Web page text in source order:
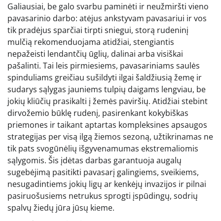
Galiausiai, be galo svarbu paminėti ir neužmiršti vieno
pavasarinio darbo: atėjus ankstyvam pavasariui ir vos
tik pradėjus sparčiai tirpti sniegui, storą rudeninį
mulčią rekomenduojama atidžiai, stengiantis
nepažeisti lendantčių ūglių, dalinai arba visiškai
pašalinti. Tai leis pirmiesiems, pavasariniams saulės
spinduliams greičiau sušildyti ilgai šaldžiusią žemę ir
sudarys sąlygas jauniems tulpių daigams lengviau, be
jokių kliūčių prasikalti į žemės paviršių. Atidžiai stebint
dirvožemio būklę rudenį, pasirenkant kokybiškas
priemones ir taikant aptartas kompleksines apsaugos
strategijas per visą ilgą žiemos sezoną, užtikrinamas ne
tik pats svogūnėlių išgyvenamumas ekstremaliomis
sąlygomis. Šis įdėtas darbas garantuoja augalų
sugebėjimą pasitikti pavasarį galingiems, sveikiems,
nesugadintiems jokių ligų ar kenkėjų invazijos ir pilnai
pasiruošusiems netrukus sprogti įspūdingų, sodrių
spalvų žiedų jūra jūsų kieme.